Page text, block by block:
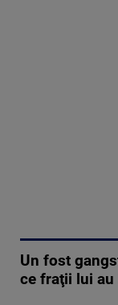
Un fost
ce fraţii lui